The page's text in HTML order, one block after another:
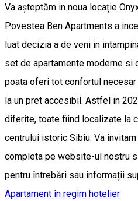
Va așteptăm in noua locație
Povestea Ben Apartments a
luat decizia a de veni in
set de apartamente moderne si
poata oferi tot confortul
la un pret accesibil. Astfel in
diferite, toate fiind localizate la
centrului istoric Sibiu. Va
completa pe website-ul nostru
pentru întrebări sau informații
Apartament în regim hotelier